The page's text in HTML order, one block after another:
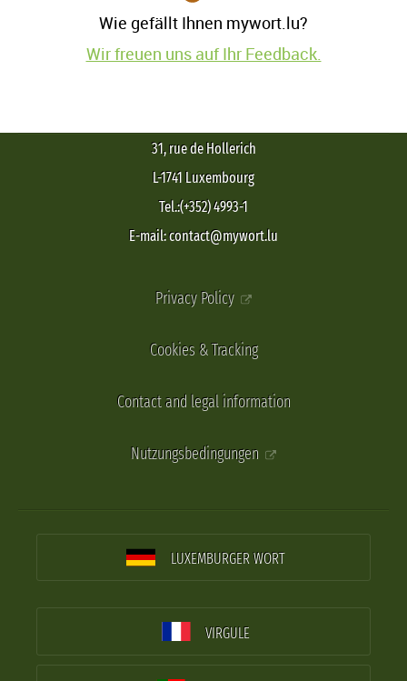
Wie gefällt Ihnen mywort.lu?
Wir freuen uns auf Ihr Feedback.
31, rue de Hollerich
L-1741 Luxembourg
Tel.:(+352) 4993-1
E-mail: contact@mywort.lu
Privacy Policy
Cookies & Tracking
Contact and legal information
Nutzungsbedingungen
LUXEMBURGER WORT
VIRGULE